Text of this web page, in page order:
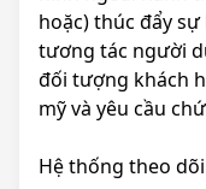
hoặc) thúc đẩy
tương tác người
đối tượng khách
mỹ và yêu cầu
Hệ thống theo